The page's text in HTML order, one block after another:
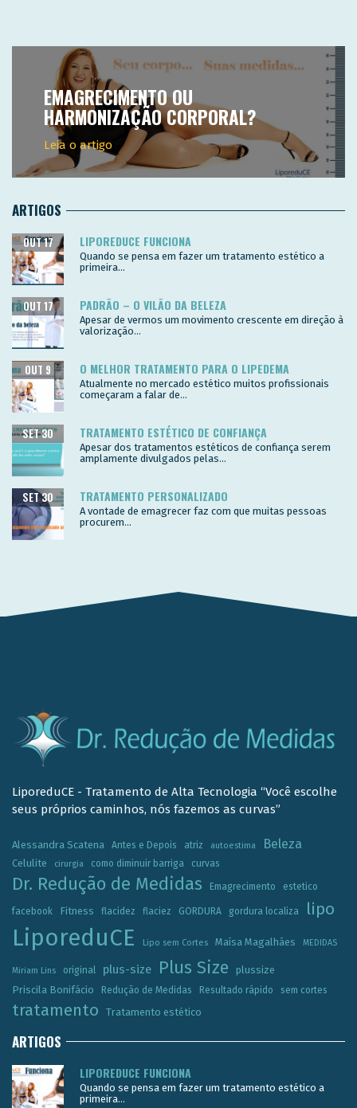
EMAGRECIMENTO OU
HARMONIZAÇÃO CORPORAL?
Leia o artigo
ARTIGOS
LIPOREDUCE FUNCIONA
OUT 17
Quando se pensa em fazer um tratamento estético a
primeira...
PADRÃO – O VILÃO DA BELEZA
OUT 17
Apesar de vermos um movimento crescente em direção à
valorização...
O MELHOR TRATAMENTO PARA O LIPEDEMA
OUT 9
Atualmente no mercado estético muitos profissionais
começaram a falar de...
TRATAMENTO ESTÉTICO DE CONFIANÇA
SET 30
Apesar dos tratamentos estéticos de confiança serem
amplamente divulgados pelas...
TRATAMENTO PERSONALIZADO
SET 30
A vontade de emagrecer faz com que muitas pessoas
procurem...
LiporeduCE - Tratamento de Alta Tecnologia “Você escolhe
seus próprios caminhos, nós fazemos as curvas”
Alessandra Scatena Antes e Depois atriz autoestima Beleza
Celulite cirurgia como diminuir barriga curvas
Dr. Redução de Medidas Emagrecimento estetico
facebook Fitness flacidez flaciez GORDURA gordura localiza lipo
LiporeduCE Lipo sem Cortes Maísa Magalhães MEDIDAS
Miriam Lins original plus-size Plus Size
plussize
Priscila Bonifácio
Redução de Medidas Resultado rápido sem cortes
tratamento Tratamento estético
ARTIGOS
LIPOREDUCE FUNCIONA
Quando se pensa em fazer um tratamento estético a
primeira...